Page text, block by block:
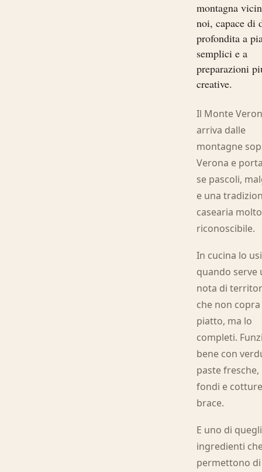
montagna
noi, capace di
profondita a
semplici e a
preparazioni
creative.
Il Monte
arriva dalle
montagne
Verona e
se pascoli,
e una
casearia molto
riconoscibile.
In cucina lo
quando serve
nota di
che non
piatto, ma lo
completi.
bene con
paste fresche,
fondi e
brace.
E uno di quegli
ingredienti
permettono di